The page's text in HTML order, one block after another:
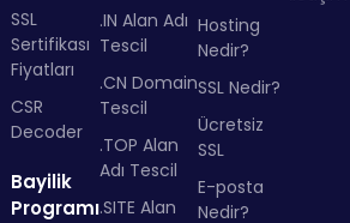
SSL
Sertifikası
Fiyatları
CSR
Decoder
Bayilik
Programı
.IN Alan Adı
Tescil
.CN Domain
Tescil
.TOP Alan
Adı Tescil
.SITE Alan
Hosting
Nedir?
SSL Nedir?
Ücretsiz
SSL
E-posta
Nedir?